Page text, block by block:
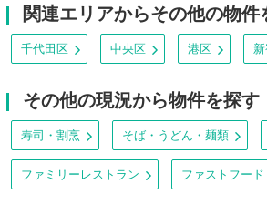
関連エリアからその他の物件
千代田区 中央区 港区
その他の現況から物件を探す
寿司・割烹 そば・うどん・麺類
ファミリーレストラン ファストフード